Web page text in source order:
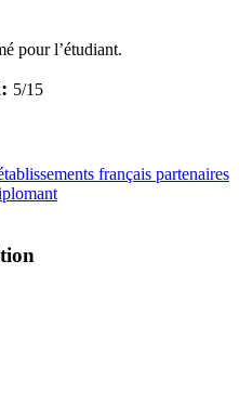
pour l’étudiant.
5/15
français partenaires